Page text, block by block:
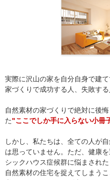
実際に沢山の家を自分自身で建
家づくりで成功する人、失敗する
自然素材の家づくりで絶対に後
た"ここでしか手に入らない小冊
しかし、私たちは、全ての人が
は思っていません。ただ、健康
シックハウス症候群に悩まされ
自然素材の住宅を捉えてしまう